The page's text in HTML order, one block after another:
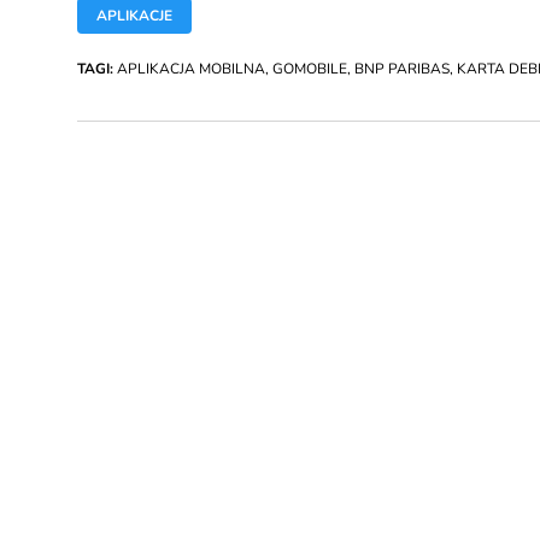
APLIKACJE
TAGI:APLIKACJA MOBILNA, GOMOBILE, BNP PARIBAS, KARTA